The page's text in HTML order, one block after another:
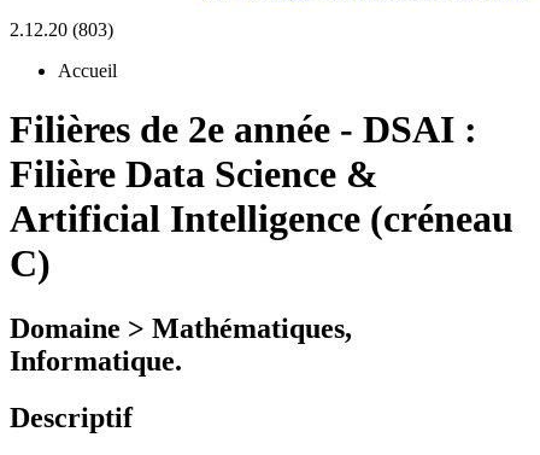
2.12.20 (803)
Accueil
Filières de 2e année - DSAI :
Filière Data Science &
Artificial Intelligence (créneau
C)
Domaine > Mathématiques,
Informatique.
Descriptif